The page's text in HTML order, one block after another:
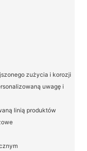
zużycia i korozji
uwagę i
linią produktów